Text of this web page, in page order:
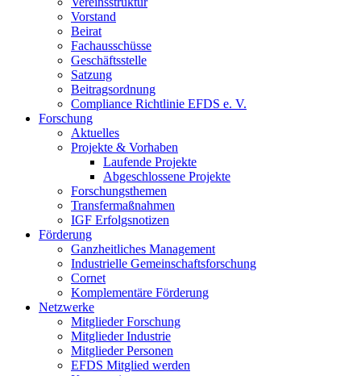
Vorstand
Beirat
Fachausschüsse
Geschäftsstelle
Satzung
Beitragsordnung
Compliance Richtlinie EFDS e. V.
Forschung
Aktuelles
Projekte & Vorhaben
Laufende Projekte
Abgeschlossene Projekte
Forschungsthemen
Transfermaßnahmen
IGF Erfolgsnotizen
Förderung
Ganzheitliches Management
Industrielle Gemeinschaftsforschung
Cornet
Komplementäre Förderung
Netzwerke
Mitglieder Forschung
Mitglieder Industrie
Mitglieder Personen
EFDS Mitglied werden